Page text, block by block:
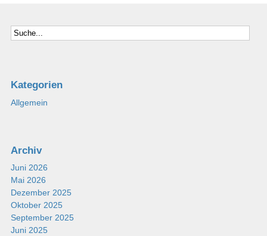
Kategorien
Allgemein
Archiv
Juni 2026
Mai 2026
Dezember 2025
Oktober 2025
September 2025
Juni 2025